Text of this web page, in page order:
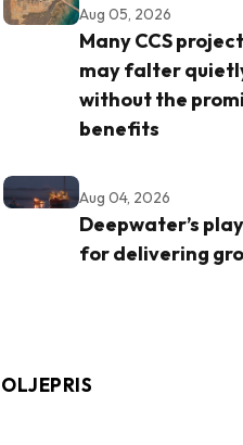
Aug 05, 2026
Many CCS
may falter
without the
benefits
Aug 04, 2026
Deepwater’s
for delivering
OLJEPRIS